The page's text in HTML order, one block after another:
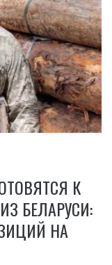
К
БЕЛАРУСИ:
НА